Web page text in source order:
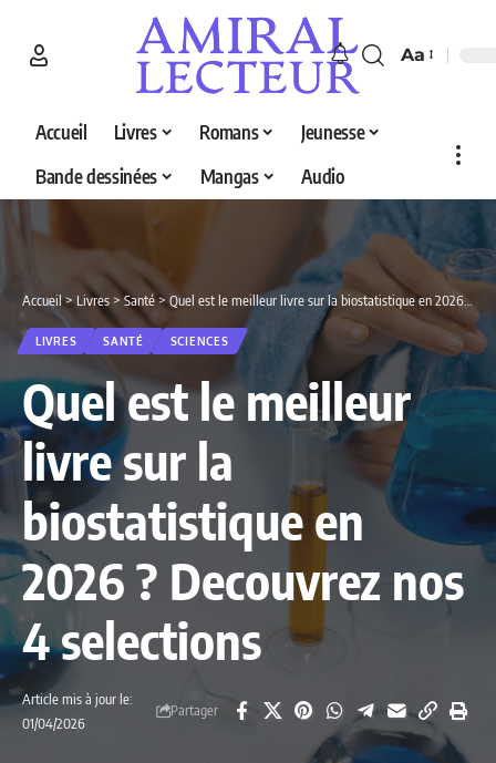
Aa
Accueil Livres Romans
Jeunesse
Bande dessinées
Mangas Audio
Accueil> Livres>Santé>Quel est le meilleur livre sur la biostatistique en 2026 ? Decouvrez nos 4 selections
LIVRES SANTÉ SCIENCES
Quel est le meilleur
livre sur la
biostatistique en
2026 ? Decouvrez nos
4 selections
Article mis à jour le:
01/04/2026
Partager